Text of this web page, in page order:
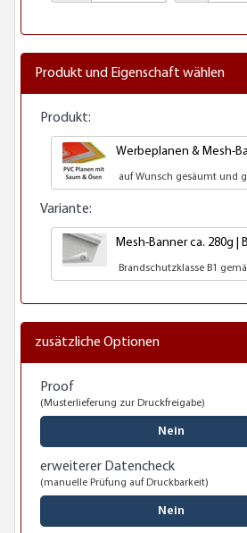
Produkt und Eigenschaft wählen
Produkt:
Werbeplanen & Mesh-
auf Wunsch gesäumt und
Variante:
Mesh-Banner ca. 280g |
Brandschutzklasse B1
zusätzliche Optionen
Proof
(Musterlieferung zur Druckfreigabe)
Nein
erweiterer Datencheck
(manuelle Prüfung auf Druckbarkeit)
Nein